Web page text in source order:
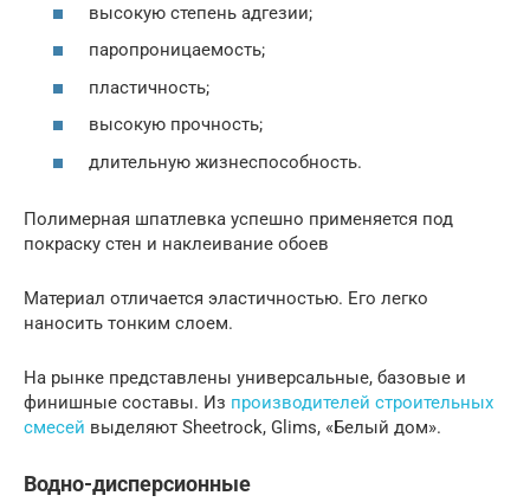
высокую степень адгезии;
паропроницаемость;
пластичность;
высокую прочность;
длительную жизнеспособность.
Полимерная шпатлевка успешно применяется под
покраску стен и наклеивание обоев
Материал отличается эластичностью. Его легко
наносить тонким слоем.
На рынке представлены универсальные, базовые и
финишные составы. Из производителей строительных
смесей выделяют Sheetrock, Glims, «Белый дом».
Водно-дисперсионные